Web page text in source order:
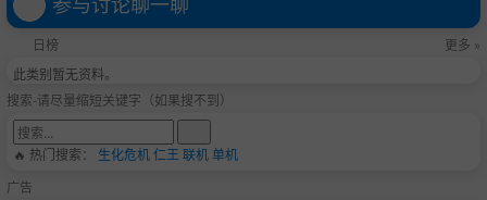
日榜
更多 »
此类别暂无资料。
搜索-请尽量缩短关键字（如果搜不到）
🔥 热门搜索： 生化危机仁王 联机单机
广告